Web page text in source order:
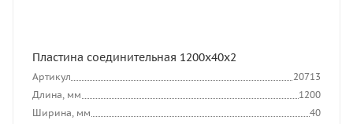
Пластина соединительная 1200х40х2
Артикул
20713
Длина, мм
1200
Ширина, мм
40